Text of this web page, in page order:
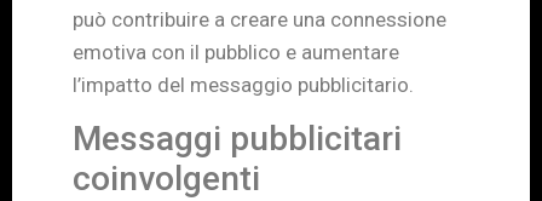
può contribuire a creare una connessione
emotiva con il pubblico e aumentare
l’impatto del messaggio pubblicitario.
Messaggi pubblicitari
coinvolgenti